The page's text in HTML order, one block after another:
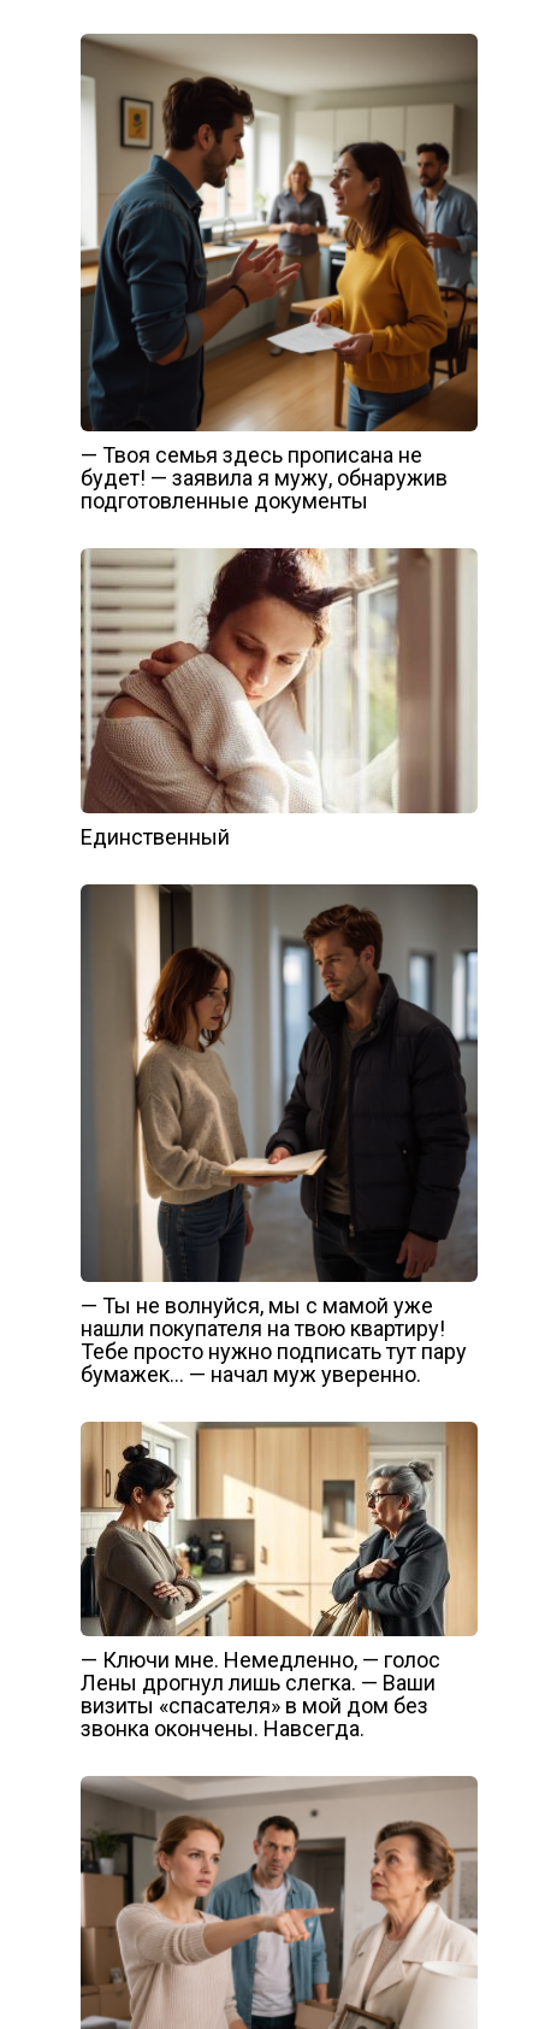
— Твоя семья здесь прописана не
будет! — заявила я мужу, обнаружив
подготовленные документы
Единственный
— Ты не волнуйся, мы с мамой уже
нашли покупателя на твою квартиру!
Тебе просто нужно подписать тут пару
бумажек… — начал муж уверенно.
— Ключи мне. Немедленно, — голос
Лены дрогнул лишь слегка. — Ваши
визиты «спасателя» в мой дом без
звонка окончены. Навсегда.